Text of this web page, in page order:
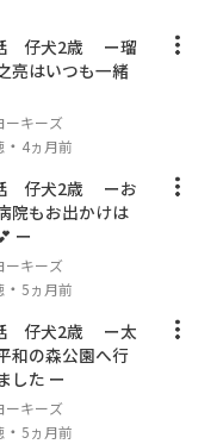
仔犬2歳 ー瑠
亮はいつも一緒
ーキーズ
・ 4ヵ月前
仔犬2歳 ーお
院もお出かけは
ー
ーキーズ
・5ヵ月前
仔犬2歳 ー太
和の森公園へ行
した ー
ーキーズ
・5ヵ月前